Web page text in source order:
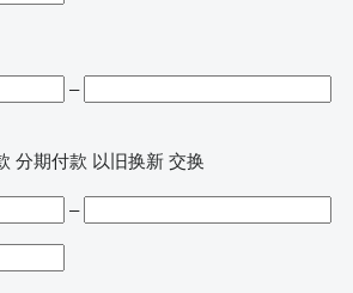
–
分期付款 以旧换新 交换
–